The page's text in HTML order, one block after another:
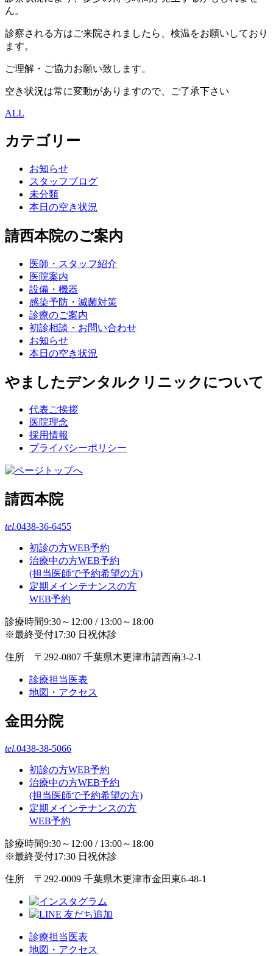
ん。
診察される方はご来院されましたら、検温をお願いしており
ます。
ご理解・ご協力お願い致します。
空き状況は常に変動がありますので、ご了承下さい
ALL
カテゴリー
お知らせ
スタッフブログ
未分類
本日の空き状況
請西本院のご案内
医師・スタッフ紹介
医院案内
設備・機器
感染予防・滅菌対策
診療のご案内
初診相談・お問い合わせ
お知らせ
本日の空き状況
やましたデンタルクリニックについて
代表ご挨拶
医院理念
採用情報
プライバシーポリシー
請西本院
tel.0438-36-6455
初診の方WEB予約
治療中の方WEB予約
(担当医師で予約希望の方)
定期メインテナンスの方
WEB予約
診療時間9:30～12:00 / 13:00～18:00
※最終受付17:30 日祝休診
住所 〒292-0807 千葉県木更津市請西南3-2-1
診療担当医表
地図・アクセス
金田分院
tel.0438-38-5066
初診の方WEB予約
治療中の方WEB予約
(担当医師で予約希望の方)
定期メインテナンスの方
WEB予約
診療時間9:30～12:00 / 13:00～18:00
※最終受付17:30 日祝休診
住所 〒292-0009 千葉県木更津市金田東6-48-1
診療担当医表
地図・アクセス